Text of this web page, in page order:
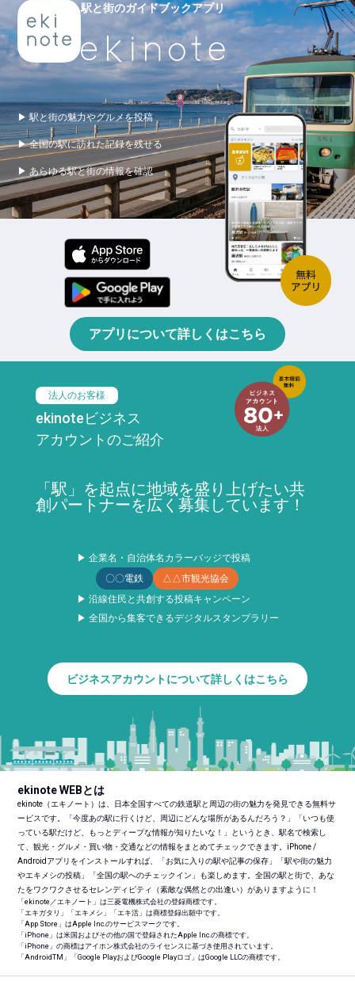
駅と街のガイドブックアプリ
▶ 駅と街の魅力やグルメを投稿
▶ 全国の駅に訪れた記録を残せる
▶ あらゆる駅と街の情報を確認
アプリについて詳しくはこちら
法人のお客様
ekinoteビジネス
アカウントのご紹介
「駅」を起点に地域を盛り上げたい共
創パートナーを広く募集しています！
▶ 企業名・自治体名カラーバッジで投稿
〇〇電鉄
△△市観光協会
▶ 沿線住民と共創する投稿キャンペーン
▶ 全国から集客できるデジタルスタンプラリー
ビジネスアカウントについて詳しくはこちら
ekinote WEBとは
ekinote（エキノート）は、日本全国すべての鉄道駅と周辺の街の魅力を発見できる無料サ
ービスです。「今度あの駅に行くけど、周辺にどんな場所があるんだろう？」「いつも使
っている駅だけど、もっとディープな情報が知りたいな！」というとき、駅名で検索し
て、観光・グルメ・買い物・交通などの情報をまとめてチェックできます。iPhone /
Androidアプリをインストールすれば、「お気に入りの駅や記事の保存」「駅や街の魅力
やエキメシの投稿」「全国の駅へのチェックイン」も楽しめます。全国の駅と街で、あな
たをワクワクさせるセレンディピティ（素敵な偶然との出逢い）がありますように！
「ekinote／エキノート」は三菱電機株式会社の登録商標です。
「エキガタリ」「エキメシ」「エキ活」は商標登録出願中です。
「App Store」はApple Inc.のサービスマークです。
「iPhone」は米国およびその他の国で登録されたApple Inc.の商標です。
「iPhone」の商標はアイホン株式会社のライセンスに基づき使用されています。
「AndroidTM 」「Google PlayおよびGoogle Playロゴ」はGoogle LLCの商標です。